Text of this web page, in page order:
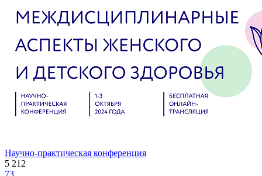
Научно-практическая конференция
5 212
73